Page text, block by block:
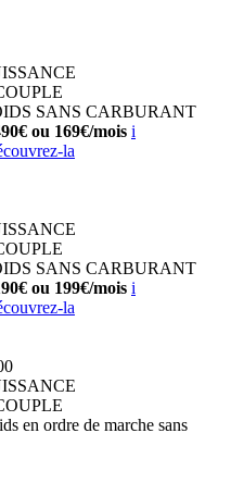
SANS CARBURANT
ou 169€/mois i
la
SANS CARBURANT
ou 199€/mois i
la
en ordre de marche sans